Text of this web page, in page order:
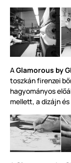
AGlamorous by
toszkánfirenzei
hagyományos
mellett, a dizájn